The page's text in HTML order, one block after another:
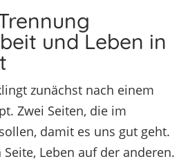
und Leben in
zunächst nach einem
Zwei Seiten, die im
damit es uns gut geht.
Leben auf der anderen.